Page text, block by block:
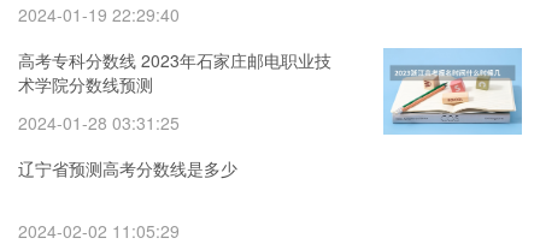
2024-01-19 22:29:40
高考专科分数线 2023年石家庄邮电职业技
术学院分数线预测
2024-01-28 03:31:25
辽宁省预测高考分数线是多少
2024-02-02 11:05:29